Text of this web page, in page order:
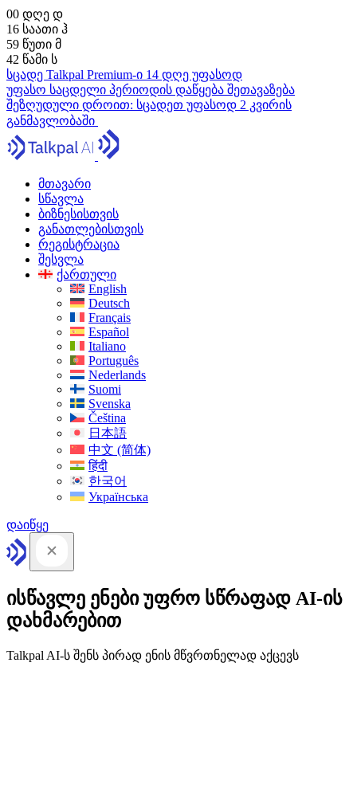
00 დღე დ
16 საათი ჰ
59 წუთი მ
41 წამი ს
სცადე Talkpal Premium-ი 14 დღე უფასოდ
უფასო საცდელი პერიოდის დაწყება შეთავაზება
შეზღუდული დროით: სცადეთ უფასოდ 2 კვირის
განმავლობაში
მთავარი
სწავლა
ბიზნესისთვის
განათლებისთვის
რეგისტრაცია
შესვლა
ქართული
English
Deutsch
Français
Español
Italiano
Português
Nederlands
Suomi
Svenska
Čeština
日本語
中文 (简体)
हिंदी
한국어
Українська
დაიწყე
ისწავლე ენები უფრო სწრაფად AI-ის
დახმარებით
Talkpal AI-ს შენს პირად ენის მწვრთნელად აქცევს